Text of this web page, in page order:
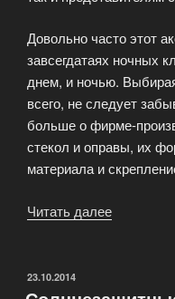
Довольно часто этот
завсегдатаях ночных
днем, и ночью.
всего, не следует
больше о фирме-
стекол и оправы, их
материала и
Читать далее
ОПУБЛИКОВАНО
23.10.2014